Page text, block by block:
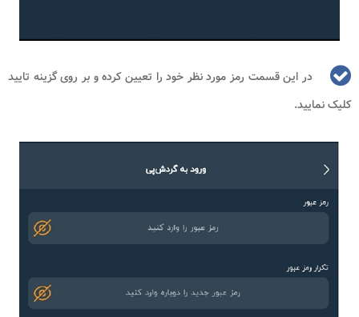
در این قسمت رمز مورد نظر خود را تعیین کرده و بر روی گزینه تایید
کلیک نمایید.